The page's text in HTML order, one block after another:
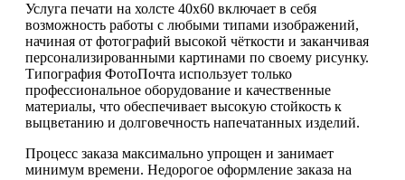
Услуга печати на холсте 40х60 включает в себя
возможность работы с любыми типами изображений,
начиная от фотографий высокой чёткости и заканчивая
персонализированными картинами по своему рисунку.
Типография ФотоПочта использует только
профессиональное оборудование и качественные
материалы, что обеспечивает высокую стойкость к
выцветанию и долговечность напечатанных изделий.
Процесс заказа максимально упрощен и занимает
минимум времени. Недорогое оформление заказа на